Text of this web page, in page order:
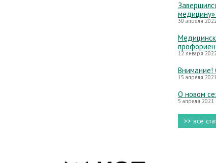
30 апреля
12 января
Внимание!
15 апреля
О новом
5 апреля 2021
>> все